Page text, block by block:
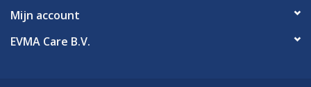
Mijn account
EVMA Care B.V.